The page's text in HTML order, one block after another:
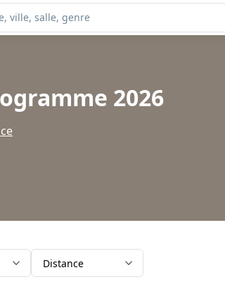
2026
Distance